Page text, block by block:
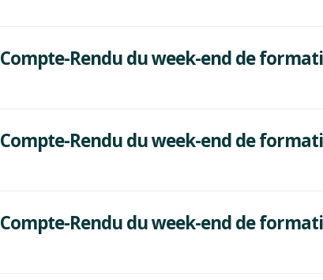
Compte-Rendu du week-end de
Compte-Rendu du week-end de
Compte-Rendu du week-end de